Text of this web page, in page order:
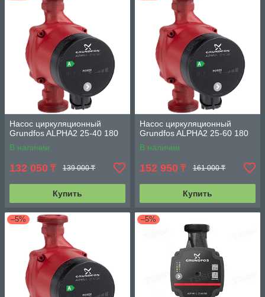
Насос циркуляционный
Grundfos ALPHA2 25-40 180
В наличии
132 050 ₸ 139 000 ₸
Купить
Насос циркуляционный
Grundfos ALPHA2 25-60 180
В наличии
152 950 ₸ 161 000 ₸
Купить
–5% –5%